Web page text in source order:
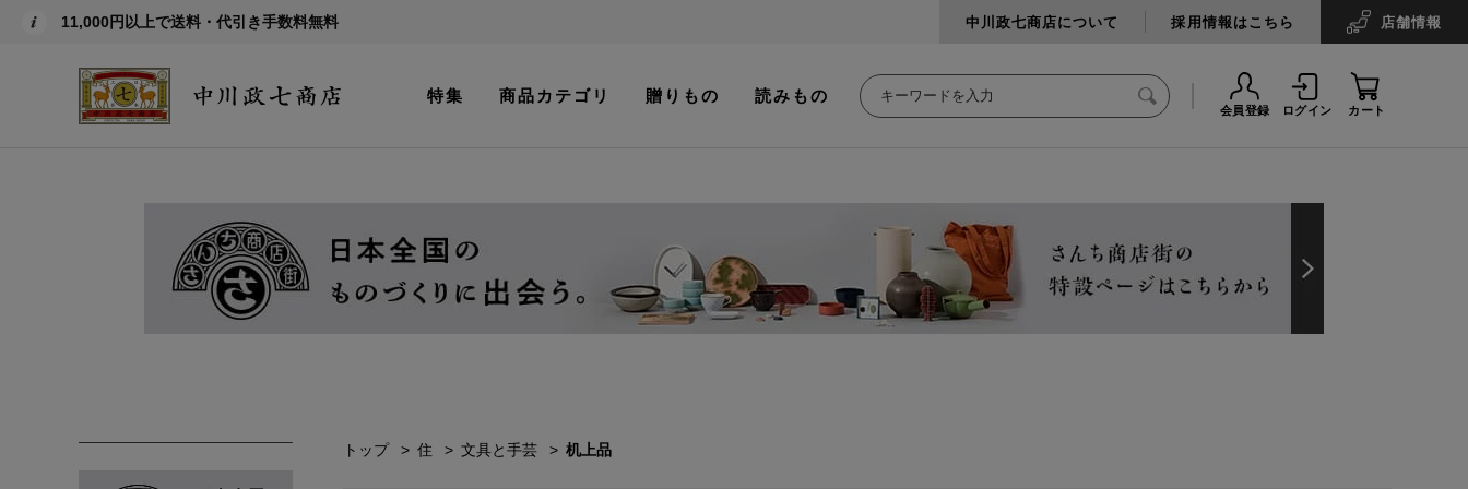
11,000円以上で送料・代引き手数料無料 中川政七商店について 採用情報はこちら 店舗情報
特集 商品カテゴリ 贈りもの 読みもの
会員登録 ログイン カート
トップ 住 文具と手芸 机上品